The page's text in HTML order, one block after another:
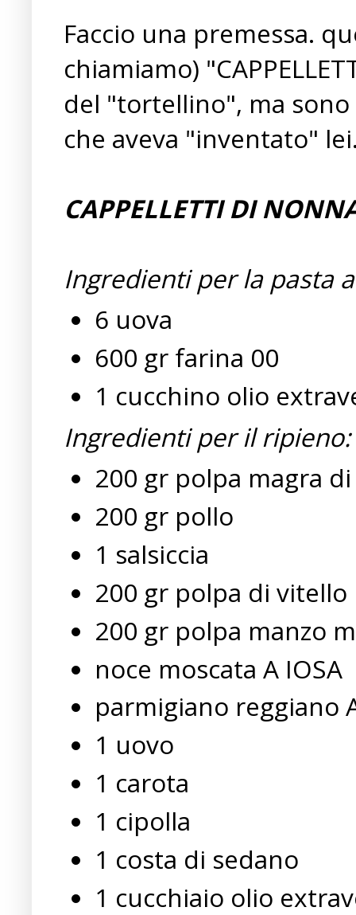
Faccio una premessa.
chiamiamo)
del "tortellino", ma
che aveva "inventato"
CAPPELLETTI DI
Ingredienti per la pasta
6 uova
600 gr farina 00
1 cucchino olio
Ingredienti per il ripieno:
200 gr polpa magra
200 gr pollo
1 salsiccia
200 gr polpa di vitello
200 gr polpa manzo
noce moscata A IOSA
parmigiano reggiano
1 uovo
1 carota
1 cipolla
1 costa di sedano
1 cucchiaio olio